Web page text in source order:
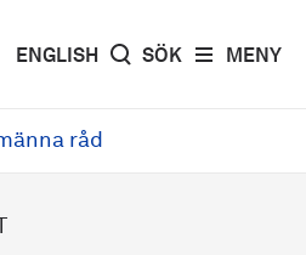
MENY
ENGLISH SÖK
råd